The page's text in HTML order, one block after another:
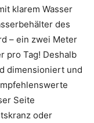
klarem Wasser
des
– ein zwei Meter
pro Tag! Deshalb
dimensioniert und
Seite
oder